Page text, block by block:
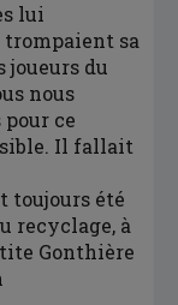
lui
trompaient sa
joueurs du
nous
ce
Il fallait
toujours été
recyclage, à
Gonthière